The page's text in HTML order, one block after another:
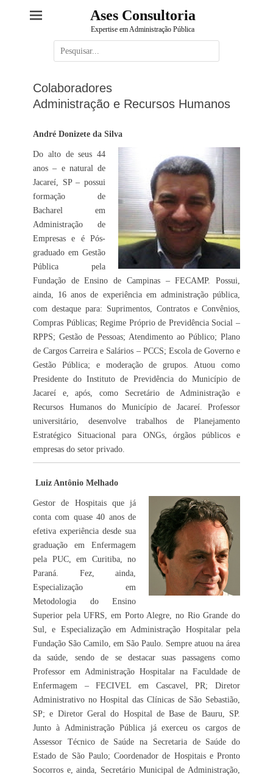
Ases Consultoria
Expertise em Administração Pública
Pesquisar
por:
Colaboradores
Administração e Recursos Humanos
André Donizete da Silva
Do alto de seus 44
anos – e natural de
Jacareí, SP – possui
formação de
Bacharel em
Administração de
Empresas e é Pós-
graduado em Gestão
Pública pela
Fundação de Ensino de Campinas – FECAMP. Possui,
ainda, 16 anos de experiência em administração pública,
com destaque para: Suprimentos, Contratos e Convênios,
Compras Públicas; Regime Próprio de Previdência Social –
RPPS; Gestão de Pessoas; Atendimento ao Público; Plano
de Cargos Carreira e Salários – PCCS; Escola de Governo e
Gestão Pública; e moderação de grupos. Atuou como
Presidente do Instituto de Previdência do Município de
Jacareí e, após, como Secretário de Administração e
Recursos Humanos do Município de Jacareí. Professor
universitário, desenvolve trabalhos de Planejamento
Estratégico Situacional para ONGs, órgãos públicos e
empresas do setor privado.
Luiz Antônio Melhado
Gestor de Hospitais que já
conta com quase 40 anos de
efetiva experiência desde sua
graduação em Enfermagem
pela PUC, em Curitiba, no
Paraná. Fez, ainda,
Especialização em
Metodologia do Ensino
Superior pela UFRS, em Porto Alegre, no Rio Grande do
Sul, e Especialização em Administração Hospitalar pela
Fundação São Camilo, em São Paulo. Sempre atuou na área
da saúde, sendo de se destacar suas passagens como
Professor em Administração Hospitalar na Faculdade de
Enfermagem – FECIVEL em Cascavel, PR; Diretor
Administrativo no Hospital das Clínicas de São Sebastião,
SP; e Diretor Geral do Hospital de Base de Bauru, SP.
Junto à Administração Pública já exerceu os cargos de
Assessor Técnico de Saúde na Secretaria de Saúde do
Estado de São Paulo; Coordenador de Hospitais e Pronto
Socorros e, ainda, Secretário Municipal de Administração,